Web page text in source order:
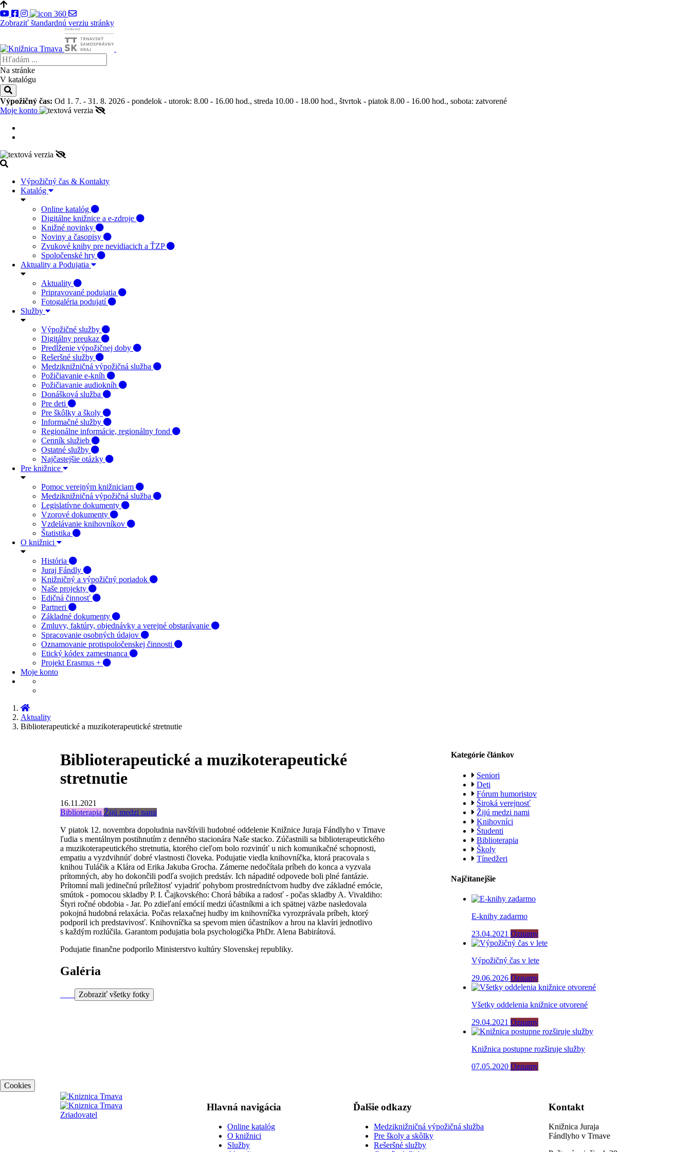
Zobraziť štandardnú verziu stránky
Na stránke
V katalógu
Výpožičný čas: Od 1. 7. - 31. 8. 2026 - pondelok - utorok: 8.00 - 16.00 hod., streda 10.00 - 18.00 hod., štvrtok - piatok 8.00 - 16.00 hod., sobota: zatvorené
Moje konto
Výpožičný čas & Kontakty
Katalóg
Online katalóg
Digitálne knižnice a e-zdroje
Knižné novinky
Noviny a časopisy
Zvukové knihy pre nevidiacich a ŤZP
Spoločenské hry
Aktuality a Podujatia
Aktuality
Pripravované podujatia
Fotogaléria podujatí
Služby
Výpožičné služby
Digitálny preukaz
Predĺženie výpožičnej doby
Rešeršné služby
Medziknižničná výpožičná služba
Požičiavanie e-kníh
Požičiavanie audiokníh
Donášková služba
Pre deti
Pre škôlky a školy
Informačné služby
Regionálne informácie, regionálny fond
Cenník služieb
Ostatné služby
Najčastejšie otázky
Pre knižnice
Pomoc verejným knižniciam
Medziknižničná výpožičná služba
Legislatívne dokumenty
Vzorové dokumenty
Vzdelávanie knihovníkov
Štatistika
O knižnici
História
Juraj Fándly
Knižničný a výpožičný poriadok
Naše projekty
Edičná činnosť
Partneri
Základné dokumenty
Zmluvy, faktúry, objednávky a verejné obstarávanie
Spracovanie osobných údajov
Oznamovanie protispoločenskej činnosti
Etický kódex zamestnanca
Projekt Erasmus +
Moje konto
Aktuality
Biblioterapeutické a muzikoterapeutické stretnutie
Biblioterapeutické a muzikoterapeutické
stretnutie
16.11.2021
Biblioterapia Žijú medzi nami
V piatok 12. novembra dopoludnia navštívili hudobné oddelenie Knižnice Juraja Fándlyho v Trnave
ľudia s mentálnym postihnutím z denného stacionára Naše stacko. Zúčastnili sa biblioterapeutického
a muzikoterapeutického stretnutia, ktorého cieľom bolo rozvinúť u nich komunikačné schopnosti,
empatiu a vyzdvihnúť dobré vlastnosti človeka. Podujatie viedla knihovníčka, ktorá pracovala s
knihou Tuláčik a Klára od Erika Jakuba Grocha. Zámerne nedočítala príbeh do konca a vyzvala
prítomných, aby ho dokončili podľa svojich predstáv. Ich nápadité odpovede boli plné fantázie.
Prítomní mali jedinečnú príležitosť vyjadriť pohybom prostredníctvom hudby dve základné emócie,
smútok - pomocou skladby P. I. Čajkovského: Chorá bábika a radosť - počas skladby A. Vivaldiho:
Štyri ročné obdobia - Jar. Po zdieľaní emócií medzi účastníkmi a ich spätnej väzbe nasledovala
pokojná hudobná relaxácia. Počas relaxačnej hudby im knihovníčka vyrozprávala príbeh, ktorý
podporil ich predstavivosť. Knihovníčka sa spevom mien účastníkov a hrou na klavíri jednotlivo
s každým rozlúčila. Garantom podujatia bola psychologička PhDr. Alena Babirátová.
Podujatie finančne podporilo Ministerstvo kultúry Slovenskej republiky.
Galéria
Zobraziť všetky fotky
Kategórie článkov
Seniori
Deti
Fórum humoristov
Široká verejnosť
Žijú medzi nami
Knihovníci
Študenti
Biblioterapia
Školy
Tínedžeri
Najčítanejšie
E-knihy zadarmo
23.04.2021 Oznamy
Výpožičný čas v lete
29.06.2026 Oznamy
Všetky oddelenia knižnice otvorené
29.04.2021 Oznamy
Knižnica postupne rozširuje služby
07.05.2020 Oznamy
Cookies
Hlavná navigácia
Online katalóg
O knižnici
Služby
Ďalšie odkazy
Medziknižničná výpožičná služba
Pre školy a skôlky
Rešeršné služby
Kontakt
Knižnica Juraja
Fándlyho v Trnave